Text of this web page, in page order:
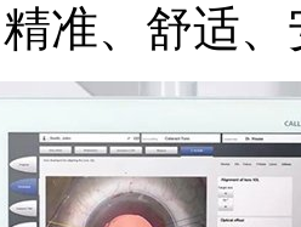
准、舒适